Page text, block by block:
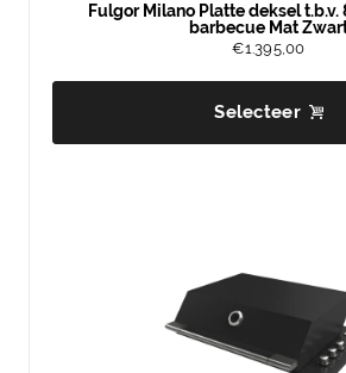
Fulgor Milano Platte deksel
barbecue Mat
€1.395,00
Selecteer